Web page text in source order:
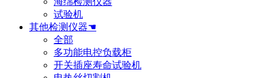
试验机
其他检测仪器☚
全部
多功能电控负载柜
开关插座寿命试验机